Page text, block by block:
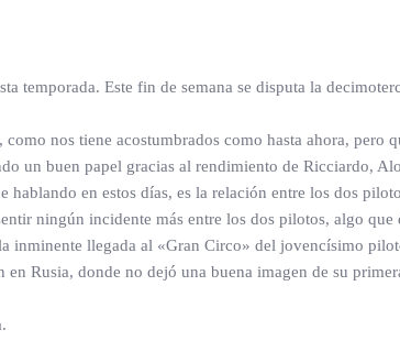
temporada. Este fin de semana se disputa la
nos tiene acostumbrados como hasta ahora,
un buen papel gracias al rendimiento de Ricciardo,
hablando en estos días, es la relación entre los dos
ningún incidente más entre los dos pilotos, algo
inminente llegada al «Gran Circo» del jovencísimo
Rusia, donde no dejó una buena imagen de su